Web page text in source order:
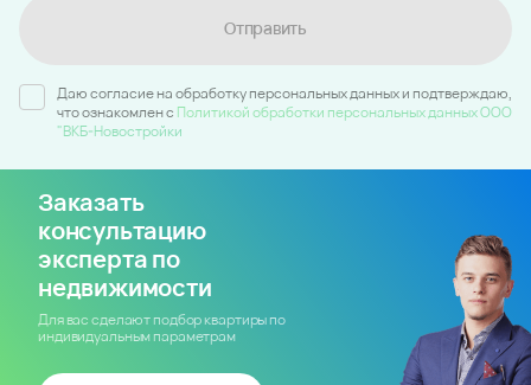
Отправить
Даю согласие на обработку персональных данных и подтверждаю,
что ознакомлен c Политикой обработки персональных данных ООО
"ВКБ-Новостройки
Заказать
консультацию
эксперта по
недвижимости
Для вас сделают подбор квартиры по
индивидуальным параметрам